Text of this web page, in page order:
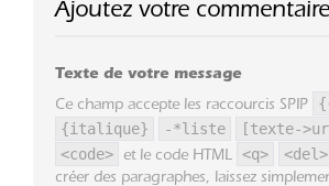
Ajoutez votre
Texte de votre message
Ce champ accepte les raccourcis SPIP
{italique}
-*liste [texte-
<code>
et le code HTML <q> <del>
créer des paragraphes, laissez